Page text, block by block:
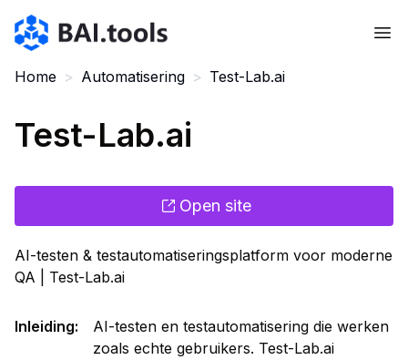
Bai.tools
Home > Automatisering > Test-Lab.ai
Test-Lab.ai
Open site
AI-testen & testautomatiseringsplatform voor moderne
QA | Test-Lab.ai
Inleiding:
AI-testen en testautomatisering die werken
zoals echte gebruikers. Test-Lab.ai